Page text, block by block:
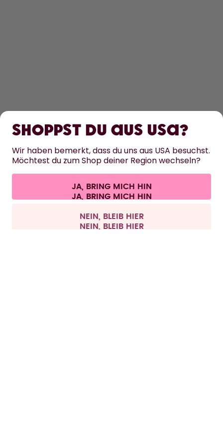
HILFE
KONTAKT
Cookie-Einstellungen AGB Datenschutz
Vertrag widerrufen
Alle Preise sind inklusive Mehrwertsteuer und zzgl. Versandkosten.
Shoppst du aus USA?
Wir haben bemerkt, dass du uns aus USA besuchst.
Möchtest du zum Shop deiner Region wechseln?
JA, BRING MICH HIN
NEIN, BLEIB HIER